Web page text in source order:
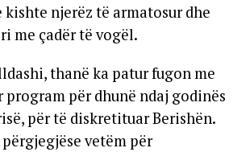
kishte njerëz të armatosur dhe
me çadër të vogël.
thanë ka patur fugon me
program për dhunë ndaj godinës
për të diskretituar Berishën.
vetëm për